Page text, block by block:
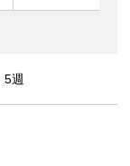
週